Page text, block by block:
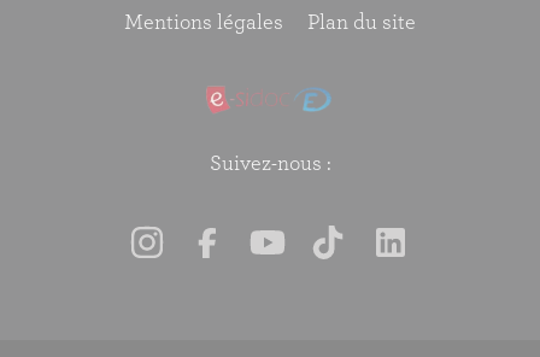
Mentions légales Plan du site
Suivez-nous :